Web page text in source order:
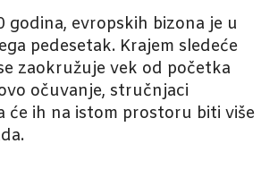
godina, evropskih bizona je u
pedesetak. Krajem sledeće
zaokružuje vek od početka
očuvanje, stručnjaci
će ih na istom prostoru biti više